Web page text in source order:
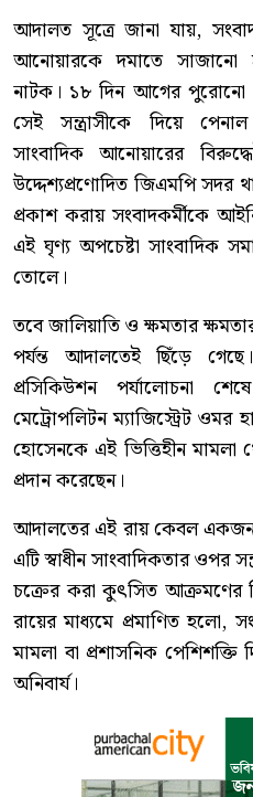
আদালত সূত্রে জানা যায়,
আনোয়ারকে দমাতে সাজানো
নাটক। ১৮ দিন আগের পুরোনো
সেই সন্ত্রাসীকে দিয়ে
সাংবাদিক আনোয়ারের
উদ্দেশ্যপ্রণোদিত জিএমপি সদর
প্রকাশ করায় সংবাদকর্মীকে
এই ঘৃণ্য অপচেষ্টা সাংবাদিক
তোলে।
তবে জালিয়াতি ও ক্ষমতার
পর্যন্ত আদালতেই ছিঁড়ে
প্রসিকিউশন পর্যালোচনা
মেট্রোপলিটন ম্যাজিস্ট্রেট ওমর
হোসেনকে এই ভিত্তিহীন মামলা
প্রদান করেছেন।
আদালতের এই রায় কেবল একজন
এটি স্বাধীন সাংবাদিকতার ওপর
চক্রের করা কুৎসিত আক্রমণের
রায়ের মাধ্যমে প্রমাণিত হলো,
মামলা বা প্রশাসনিক
অনিবার্য।